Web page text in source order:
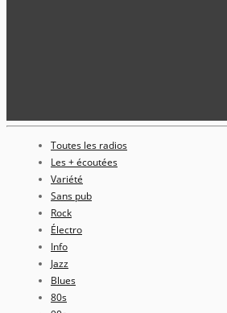
Toutes les radios
Les + écoutées
Variété
Sans pub
Rock
Électro
Info
Jazz
Blues
80s